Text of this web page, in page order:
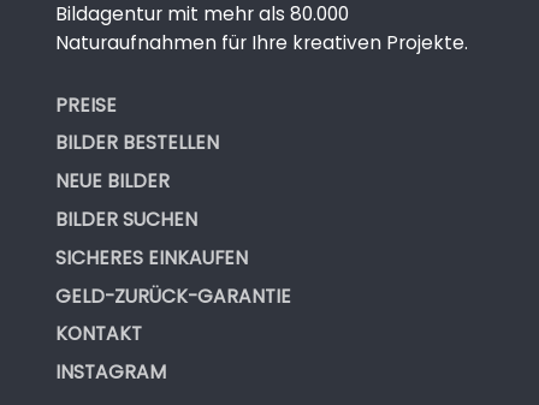
Bildagentur mit mehr als 80.000
Naturaufnahmen für Ihre kreativen Projekte.
PREISE
BILDER BESTELLEN
NEUE BILDER
BILDER SUCHEN
SICHERES EINKAUFEN
GELD-ZURÜCK-GARANTIE
KONTAKT
INSTAGRAM